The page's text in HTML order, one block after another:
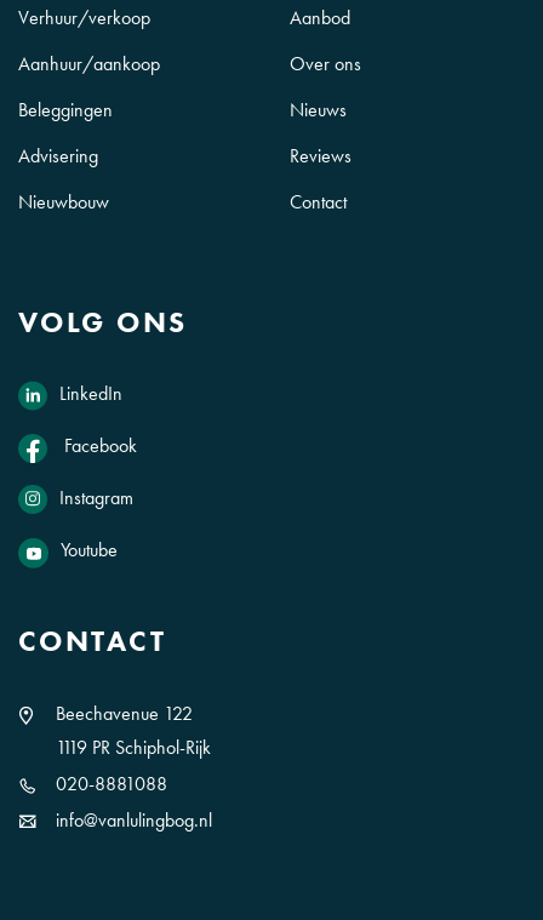
Verhuur/verkoop
Aanhuur/aankoop
Beleggingen
Advisering
Nieuwbouw
Aanbod
Over ons
Nieuws
Reviews
Contact
VOLG ONS
LinkedIn
Facebook
Instagram
Youtube
CONTACT
Beechavenue 122
1119 PR Schiphol-Rijk
020-8881088
info@vanlulingbog.nl